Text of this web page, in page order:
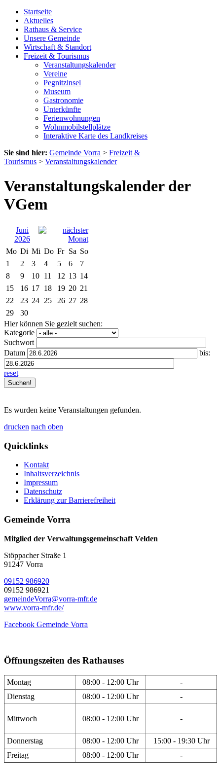
Startseite
Aktuelles
Rathaus & Service
Unsere Gemeinde
Wirtschaft & Standort
Freizeit & Tourismus
Veranstaltungskalender
Vereine
Pegnitzinsel
Museum
Gastronomie
Unterkünfte
Ferienwohnungen
Wohnmobilstellplätze
Interaktive Karte des Landkreises
Sie sind hier: Gemeinde Vorra > Freizeit &
Tourismus > Veranstaltungskalender
Veranstaltungskalender der
VGem
Juni
2026
Mo Di Mi Do Fr Sa So
1
2 3 4 5 6
7
8
9 10 11 12 13 14
15
16 17 18 19 20 21
22
23 24 25 26 27 28
29
30
Hier können Sie gezielt suchen:
Kategorie
Suchwort
Datum
bis:
reset
Es wurden keine Veranstaltungen gefunden.
drucken nach oben
Quicklinks
Kontakt
Inhaltsverzeichnis
Impressum
Datenschutz
Erklärung zur Barrierefreiheit
Gemeinde Vorra
Mitglied der Verwaltungsgemeinschaft Velden
Stöppacher Straße 1
91247 Vorra
09152 986920
09152 986921
gemeindeVorra@vorra-mfr.de
www.vorra-mfr.de/
Facebook Gemeinde Vorra
Öffnungszeiten des Rathauses
Montag 08:00 - 12:00 Uhr
-
Dienstag
08:00 - 12:00 Uhr -
Mittwoch 08:00 - 12:00 Uhr -
Donnerstag 08:00 - 12:00 Uhr
15:00 - 19:30 Uhr
Freitag
08:00 - 12:00 Uhr -